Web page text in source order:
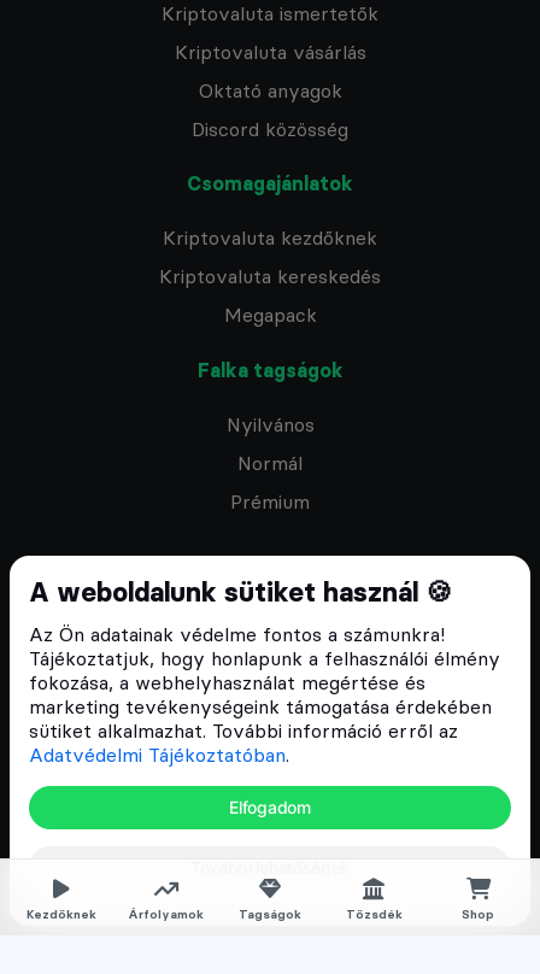
Kezdőknek Árfolyamok Tagságok Tőzsdék Shop
A weboldalunk sütiket használ 🍪
Az Ön adatainak védelme fontos a számunkra!
Tájékoztatjuk, hogy honlapunk a felhasználói élmény
fokozása, a webhelyhasználat megértése és
marketing tevékenységeink támogatása érdekében
sütiket alkalmazhat. További információ erről az
Adatvédelmi Tájékoztatóban.
Elfogadom
Kriptovaluta ismertetők
Kriptovaluta vásárlás
Oktató anyagok
Discord közösség
Csomagajánlatok
Kriptovaluta kezdőknek
Kriptovaluta kereskedés
Megapack
Falka tagságok
Nyilvános
Normál
Prémium
Feliratkozom a hírlevélre
ÁSZF
Adatvédelmi tájékoztató
Copyright © 2017–2026. Minden jog fenntartva